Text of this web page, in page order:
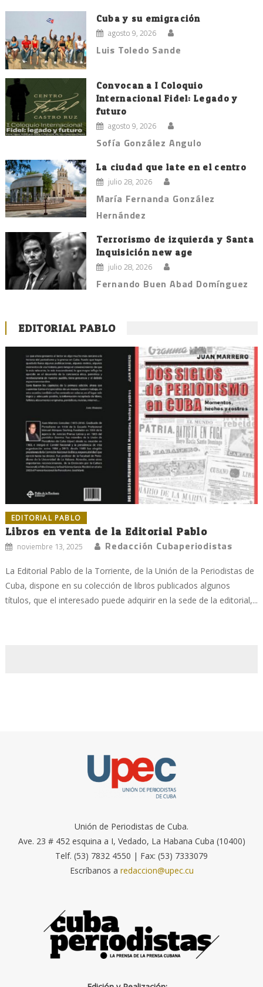
Cuba y su emigración
agosto 9, 2026
Luis Toledo Sande
Convocan a I Coloquio
Internacional Fidel: Legado y
futuro
agosto 9, 2026
Sofía González Angulo
La ciudad que late en el centro
julio 28, 2026
María Fernanda González
Hernández
Terrorismo de izquierda y Santa
Inquisición new age
julio 28, 2026
Fernando Buen Abad Domínguez
EDITORIAL PABLO
EDITORIAL PABLO
Libros en venta de la Editorial Pablo
noviembre 13, 2025 Redacción Cubaperiodistas
La Editorial Pablo de la Torriente, de la Unión de la Periodistas de
Cuba, dispone en su colección de libros publicados algunos
títulos, que el interesado puede adquirir en la sede de la editorial,...
Unión de Periodistas de Cuba.
Ave. 23 # 452 esquina a I, Vedado, La Habana Cuba (10400)
Telf. (53) 7832 4550 | Fax: (53) 7333079
Escríbanos a redaccion@upec.cu